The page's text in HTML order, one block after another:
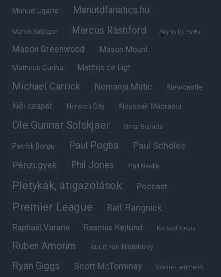
Manuel Ugarte Manutdfanatics.hu
Marcel Sabitzer Marcus Rashford Martin Dubravka
Mason Greenwood Mason Mount
Matheus Cunha Matthijs de Ligt
Michael Carrick Nemanja Matic Newcastle
Női csapat Norwich City Noussair Mazraoui
Ole Gunnar Solskjaer Omar Berrada
Patrick Dorgu Paul Pogba Paul Scholes
Pénzügyek Phil Jones Phil Neville
Pletykák, átigazolások Podcast
Premier League Ralf Rangnick
Raphaël Varane Rasmus Højlund Richard Arnold
Ruben Amorim Ruud van Nistelrooy
Ryan Giggs Scott McTominay Senne Lammens